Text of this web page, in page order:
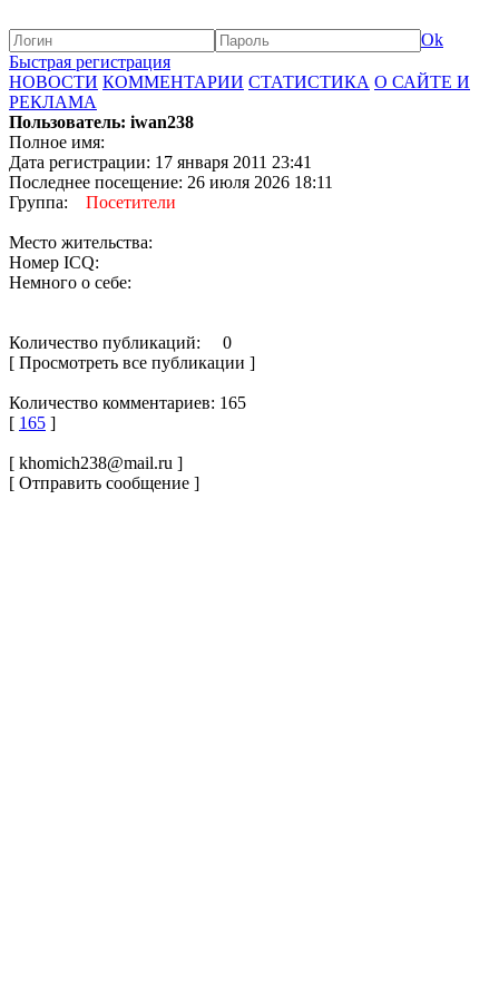
Ok
Быстрая регистрация
НОВОСТИ КОММЕНТАРИИ СТАТИСТИКА О САЙТЕ И
РЕКЛАМА
Пользователь: iwan238
Полное имя:
Дата регистрации: 17 января 2011 23:41
Последнее посещение: 26 июля 2026 18:11
Группа: Посетители
Место жительства:
Номер ICQ:
Немного о себе:
Количество публикаций: 0
[ Просмотреть все публикации ]
Количество комментариев: 165
[ 165 ]
[ khomich238@mail.ru ]
[ Отправить сообщение ]